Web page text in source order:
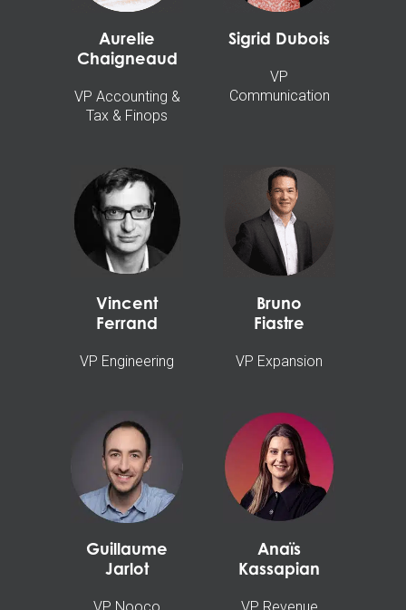
Aurelie
Chaigneaud
VP Accounting &
Tax & Finops
Sigrid Dubois
VP
Communication
Vincent
Ferrand
VP Engineering
Bruno
Fiastre
VP Expansion
Guillaume
Jarlot
Anaïs
Kassapian